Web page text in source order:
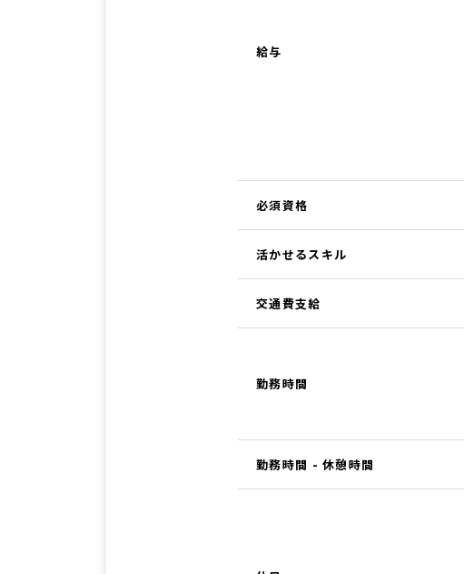
給与
必須資格
活かせるスキル
交通費支給
勤務時間
勤務時間 - 休憩時間